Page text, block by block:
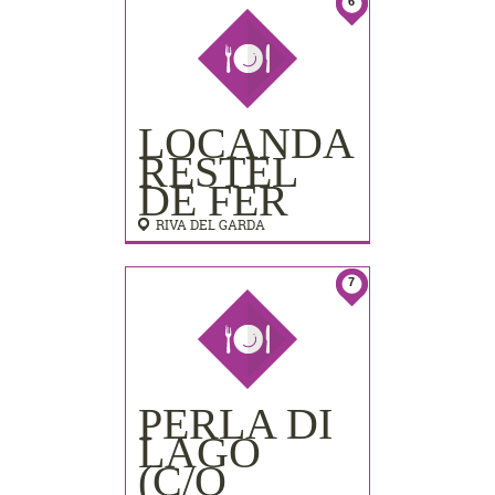
LOCANDA
RESTEL
DE FER
RIVA DEL GARDA
7
PERLA DI
LAGO
(C/O